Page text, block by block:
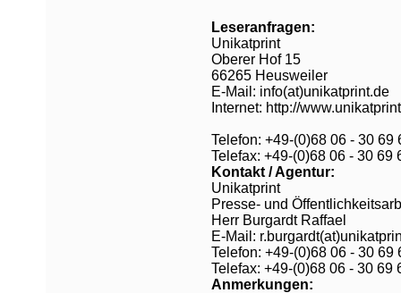
Leseranfragen:
Unikatprint
Oberer Hof 15
66265 Heusweiler
E-Mail: info(at)unikatprint.de
Internet: http://
Telefon: +49-(0)68 06 - 30 69
Telefax: +49-(0)68 06 - 30 69
Kontakt / Agentur:
Unikatprint
Presse- und
Herr Burgardt Raffael
E-Mail:
Telefon: +49-(0)68 06 - 30 69
Telefax: +49-(0)68 06 - 30 69
Anmerkungen: